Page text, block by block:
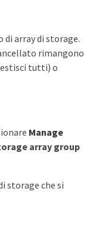
array di storage.
rimangono
tutti) o
Manage
array group
storage che si